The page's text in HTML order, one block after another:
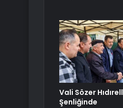
Vali Sözer
Şenliğinde